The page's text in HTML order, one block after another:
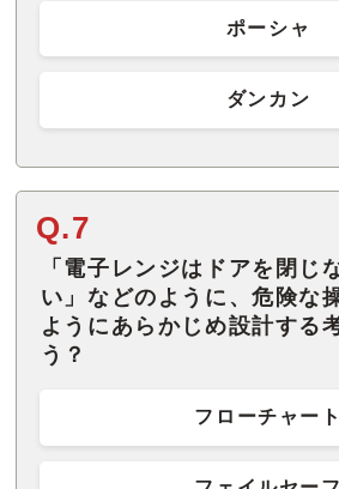
ポーシャ
ダンカン
Q.7
「電子レンジはドアを閉じ
い」などのように、危険な
ようにあらかじめ設計する
う？
フローチャート